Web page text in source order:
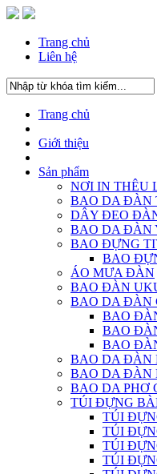
Trang chủ
Liên hệ
Trang chủ
Giới thiệu
Sản phẩm
NƠI IN THÊU
BAO DA ĐÀN
DÂY ĐEO
BAO DA ĐÀN
BAO ĐỰNG
BAO
ÁO MƯA ĐÀN
BAO ĐÀN
BAO DA ĐÀN
BAO
BAO
BAO
BAO DA ĐÀN
BAO DA ĐÀN
BAO DA PHƠ
TÚI ĐỰNG
TÚI
TÚI
TÚI
TÚI